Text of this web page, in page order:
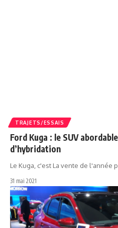
TRAJETS/ESSAIS
Ford Kuga : le SUV
d’hybridation
Le Kuga, c'est La vente de l'année
31 mai 2021